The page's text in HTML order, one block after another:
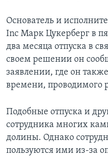
Основатель и
Inc Марк Цукерберг в
два месяца отпуска в
своем решении он
заявлении, где он
времени, проводимого
Подобные отпуска и
сотрудника многих
долины. Однако
пользуются ими из-за